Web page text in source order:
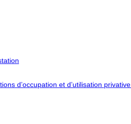
d’occupation et d’utilisation